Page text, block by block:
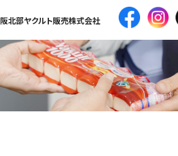
北部ヤクルト販売株式会社